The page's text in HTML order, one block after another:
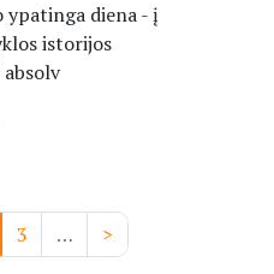
diena - į
istorijos
Puslapis
3 …
Next
page
>